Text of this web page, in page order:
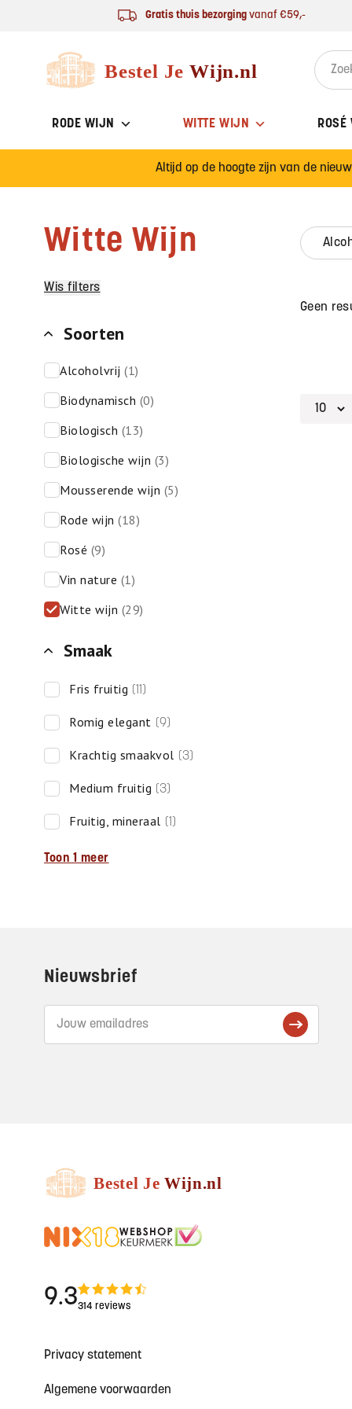
Gratis thuis bezorgingvanaf €59,-
Bestel Je Wijn
RODE WIJN WITTE WIJN
Altijd op de hoogte zijn van de
Witte Wijn
Wis filters
Soorten
alcoholvrij (1)
biodynamisch (0)
biologisch (13)
biologische wijn (3)
mousserende wijn (5)
rode wijn (18)
rosé (9)
vin nature (1)
witte wijn (29)
Smaak
fris fruitig (11)
romig elegant (9)
krachtig smaakvol (3)
medium fruitig (3)
fruitig, mineraal (1)
Toon 1 meer
Geen
Nieuwsbrief
9.3314 reviews
Privacy statement
Algemene voorwaarden